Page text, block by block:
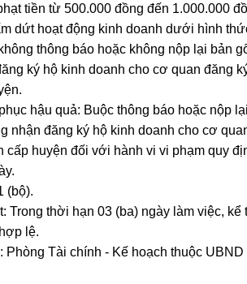
tiền từ 500.000 đồng đến 1.000.000
dứt hoạt động kinh doanh dưới hình
thông báo hoặc không nộp lại bản
ký hộ kinh doanh cho cơ quan đăng
hậu quả: Buộc thông báo hoặc nộp
nhận đăng ký hộ kinh doanh cho cơ
cấp huyện đối với hành vi vi phạm quy
(bộ).
Trong thời hạn 03 (ba) ngày làm việc, kể
lệ.
Tài chính - Kế hoạch thuộc UBND